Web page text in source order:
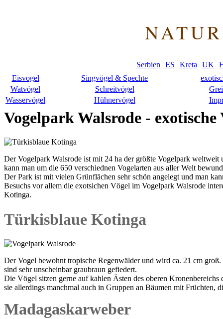
Serbien ES Kreta UK
Eisvogel
Singvögel & Spechte
Watvögel
Schreitvögel
Wasservögel
Hühnervögel
Vogelpark Walsrode - exotische
Der Vogelpark Walsrode ist mit 24 ha der größte Vogelpark
kann man um die 650 verschiednen Vogelarten aus aller Welt
Der Park ist mit vielen Grünflächen sehr schön angelegt und man
Besuchs vor allem die exotsichen Vögel im Vogelpark Walsrode
Kotinga.
Türkisblaue Kotinga
Der Vogel bewohnt tropische Regenwälder und wird ca. 21 cm
sind sehr unscheinbar graubraun gefiedert.
Die Vögel sitzen gerne auf kahlen Ästen des oberen
sie allerdings manchmal auch in Gruppen an Bäumen mit Früchten,
Madagaskarweber